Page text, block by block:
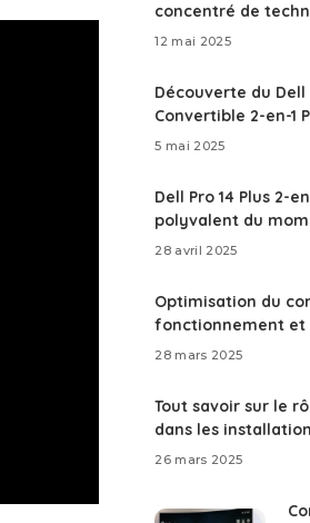
concentré de
12 mai 2025
Découverte du Dell
Convertible 2-en-1
5 mai 2025
Dell Pro 14 Plus 2-
polyvalent du
28 avril 2025
Optimisation du
fonctionnement et
28 mars 2025
Tout savoir sur le
dans les
26 mars 2025